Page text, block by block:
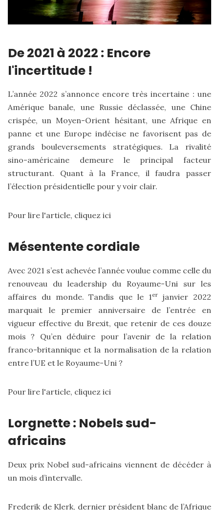
De 2021 à 2022 : Encore
l'incertitude !
L’année 2022 s’annonce encore très incertaine : une
Amérique banale, une Russie déclassée, une Chine
crispée, un Moyen-Orient hésitant, une Afrique en
panne et une Europe indécise ne favorisent pas de
grands bouleversements stratégiques. La rivalité
sino-américaine demeure le principal facteur
structurant. Quant à la France, il faudra passer
l’élection présidentielle pour y voir clair.
Pour lire l'article, cliquez ici
Mésentente cordiale
Avec 2021 s’est achevée l’année voulue comme celle du
renouveau du leadership du Royaume-Uni sur les
affaires du monde. Tandis que le 1erjanvier 2022
marquait le premier anniversaire de l’entrée en
vigueur effective du Brexit, que retenir de ces douze
mois ? Qu’en déduire pour l’avenir de la relation
franco-britannique et la normalisation de la relation
entre l’UE et le Royaume-Uni ?
Pour lire l'article, cliquez ici
Lorgnette : Nobels sud-
africains
Deux prix Nobel sud-africains viennent de décéder à
un mois d’intervalle.
Frederik de Klerk, dernier président blanc de l’Afrique